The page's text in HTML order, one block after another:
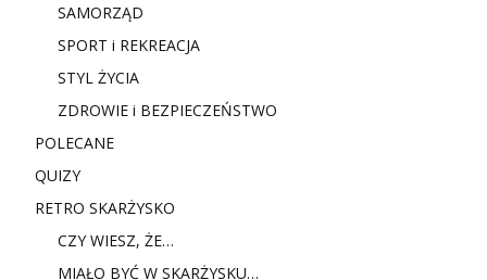
SAMORZĄD
SPORT i REKREACJA
STYL ŻYCIA
ZDROWIE i BEZPIECZEŃSTWO
POLECANE
QUIZY
RETRO SKARŻYSKO
CZY WIESZ, ŻE…
MIAŁO BYĆ W SKARŻYSKU…